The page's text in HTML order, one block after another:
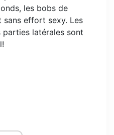
les bobs de
sans effort sexy. Les
parties latérales sont